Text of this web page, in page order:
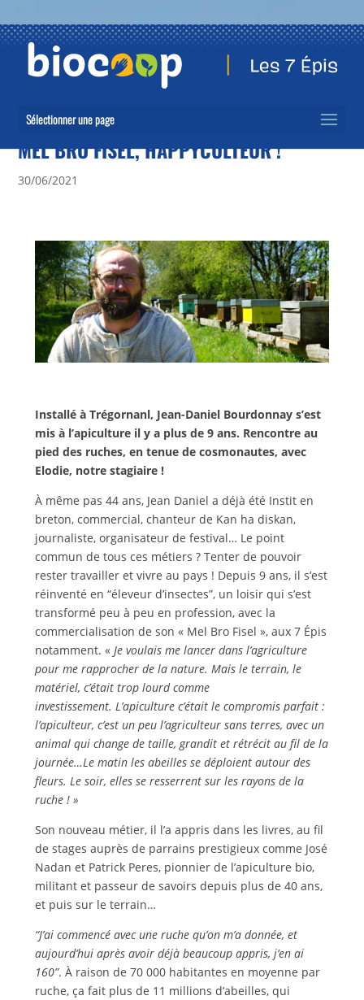
Sélectionner une page
MEL BRO FISEL, HAPPYCULTEUR !
30/06/2021
Installé à Trégornanl, Jean-Daniel Bourdonnay s’est
mis à l’apiculture il y a plus de 9 ans. Rencontre au
pied des ruches, en tenue de cosmonautes, avec
Elodie, notre stagiaire !
À même pas 44 ans, Jean Daniel a déjà été Instit en
breton, commercial, chanteur de Kan ha diskan,
journaliste, organisateur de festival… Le point
commun de tous ces métiers ? Tenter de pouvoir
rester travailler et vivre au pays ! Depuis 9 ans, il s’est
réinventé en “éleveur d’insectes”, un loisir qui s’est
transformé peu à peu en profession, avec la
commercialisation de son « Mel Bro Fisel », aux 7 Épis
notamment. « Je voulais me lancer dans l’agriculture
pour me rapprocher de la nature. Mais le terrain, le
matériel, c’était trop lourd comme
investissement. L’apiculture c’était le compromis parfait :
l’apiculteur, c’est un peu l’agriculteur sans terres, avec un
animal qui change de taille, grandit et rétrécit au fil de la
journée…Le matin les abeilles se déploient autour des
fleurs. Le soir, elles se resserrent sur les rayons de la
ruche ! »
Son nouveau métier, il l’a appris dans les livres, au fil
de stages auprès de parrains prestigieux comme José
Nadan et Patrick Peres, pionnier de l’apiculture bio,
militant et passeur de savoirs depuis plus de 40 ans,
et puis sur le terrain…
“J’ai commencé avec une ruche qu’on m’a donnée, et
aujourd’hui après avoir déjà beaucoup appris, j’en ai
160”. À raison de 70 000 habitantes en moyenne par
ruche, ça fait plus de 11 millions d’abeilles, qui